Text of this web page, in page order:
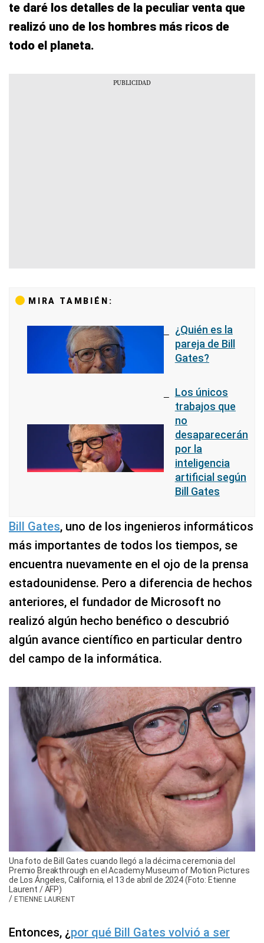
te daré los detalles de la peculiar venta que
realizó uno de los hombres más ricos de
todo el planeta.
MIRA TAMBIÉN:
¿Quién es la
pareja de Bill
Gates?
Los únicos
trabajos que
no
desaparecerán
por la
inteligencia
artificial según
Bill Gates
Bill Gates, uno de los ingenieros informáticos
más importantes de todos los tiempos, se
encuentra nuevamente en el ojo de la prensa
estadounidense. Pero a diferencia de hechos
anteriores, el fundador de Microsoft no
realizó algún hecho benéfico o descubrió
algún avance científico en particular dentro
del campo de la informática.
Una foto de Bill Gates cuando llegó a la décima ceremonia del
Premio Breakthrough en el Academy Museum of Motion Pictures
de Los Ángeles, California, el 13 de abril de 2024 (Foto: Etienne
Laurent / AFP)
/ ETIENNE LAURENT
Entonces, ¿por qué Bill Gates volvió a ser